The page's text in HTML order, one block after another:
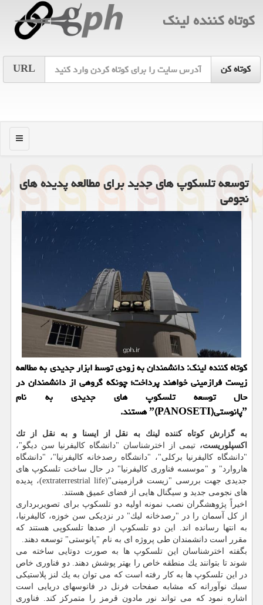
كوتاه كننده لینك
URL
منو
توسعه تلسكوپ های جدید برای مطالعه پدیده های
نجومی
كوتاه كننده لینك: دانشمندان به زودی توسط ابزار جدیدی به مطالعه
زیست فرازمینی خواهند پرداخت؛ چونكه گروهی از دانشمندان در
حال توسعه تلسكوپ های جدیدی به نام
ˮپانوستیˮ(PANOSETI) هستند.
به گزارش كوتاه كننده لینك به نقل از ایسنا و به نقل از تك
اكسپلوریست، تیمی از اخترشناسان "دانشگاه كالیفرنیا سن دیگو"،
"دانشگاه كالیفرنیا بركلی"، "دانشگاه رصدخانه كالیفرنیا"، "دانشگاه
هاروارد" و "موسسه فناوری كالیفرنیا" در حال ساخت تلسكوپ های
جدیدی جهت بررسی "زیست فرازمینی"(extraterrestrial life)، پدیده
های نجومی جدید و سیگنال هایی از فضای عمیق هستند.
اخیراً پژوهشگران نصب نمونه اولیه دو تلسكوپ برای تصویربرداری
از كل آسمان را در "رصدخانه لیك" در نزدیكی سن خوزه، كالیفرنیا،
به انتها رسانده اند. این دو تلسكوپ از صدها تلسكوپی هستند كه
مقرر است دانشمندان طی پروژه ای به نام "پانوستی" توسعه دهند.
بگفته اخترشناسان این تلسكوپ ها به صورت دوتایی ساخته می
شوند تا بتوانند یك منطقه خاص را بهتر پوشش دهند. دو فناوری خاص
در این تلسكوپ ها به كار رفته است كه می توان به یك لنز پلاستیكی
سبك نوآورانه كه مشابه صفحات فرنل در فانوسهای دریایی است
اشاره نمود كه می تواند نور مادون قرمز را متمركز كند. فناوری